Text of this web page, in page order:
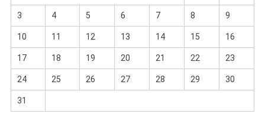
3 4 5 6 7 8 9
10 11 12 13 14 15 16
17 18 19 20 21 22 23
24 25 26 27 28 29 30
31